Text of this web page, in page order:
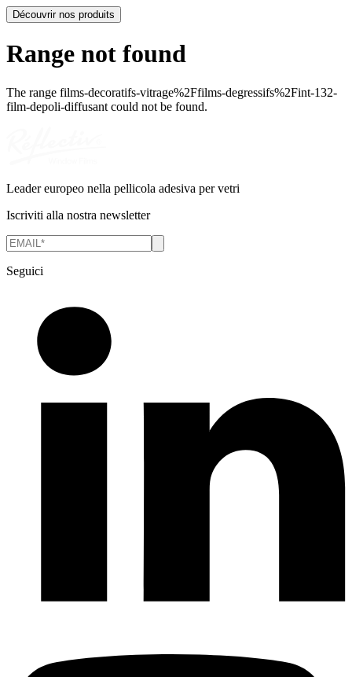
Découvrir nos produits
Range not found
The range films-decoratifs-vitrage%2Ffilms-degressifs%2Fint-132-
film-depoli-diffusant could not be found.
Leader europeo nella pellicola adesiva per vetri
Iscriviti alla nostra newsletter
Seguici